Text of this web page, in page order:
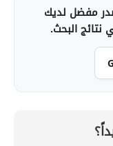
مفضل لديك
نتائج البحث.